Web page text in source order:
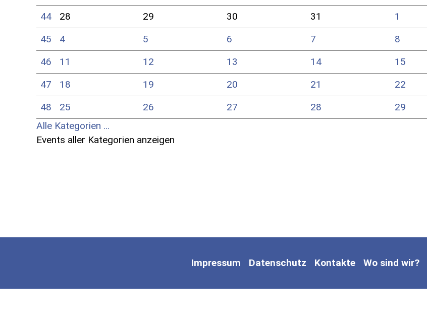
44
28 29 30 31 1
45
4 5 6 7 8
46
11 12 13 14 15
47
18 19 20 21 22
48
25 26 27 28 29
Alle Kategorien ...
Events aller Kategorien anzeigen
Impressum Datenschutz Kontakte Wo sind wir?